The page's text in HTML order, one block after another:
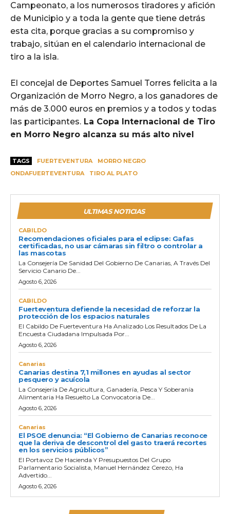
Campeonato, a los numerosos tiradores y afición
de Municipio y a toda la gente que tiene detrás
esta cita, porque gracias a su compromiso y
trabajo, sitúan en el calendario internacional de
tiro a la isla.
El concejal de Deportes Samuel Torres felicita a la
Organización de Morro Negro, a los ganadores de
más de 3.000 euros en premios y a todos y todas
las participantes. La Copa Internacional de Tiro
en Morro Negro alcanza su más alto nivel
TAGS FUERTEVENTURA
MORRO NEGRO
ONDAFUERTEVENTURA
TIRO AL PLATO
ULTIMAS NOTICIAS
CABILDO
Recomendaciones oficiales para el eclipse: Gafas
certificadas, no usar cámaras sin filtro o controlar a
las mascotas
La Consejería De Sanidad Del Gobierno De Canarias, A Través Del
Servicio Canario De...
Agosto 6, 2026
CABILDO
Fuerteventura defiende la necesidad de reforzar la
protección de los espacios naturales
El Cabildo De Fuerteventura Ha Analizado Los Resultados De La
Encuesta Ciudadana Impulsada Por...
Agosto 6, 2026
Canarias
Canarias destina 7,1 millones en ayudas al sector
pesquero y acuícola
La Consejería De Agricultura, Ganadería, Pesca Y Soberanía
Alimentaria Ha Resuelto La Convocatoria De...
Agosto 6, 2026
Canarias
El PSOE denuncia: “El Gobierno de Canarias reconoce
que la deriva de descontrol del gasto traerá recortes
en los servicios públicos”
El Portavoz De Hacienda Y Presupuestos Del Grupo
Parlamentario Socialista, Manuel Hernández Cerezo, Ha
Advertido...
Agosto 6, 2026